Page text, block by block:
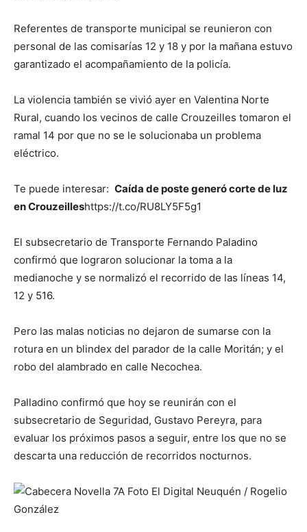
Referentes de transporte municipal se reunieron con
personal de las comisarías 12 y 18 y por la mañana estuvo
garantizado el acompañamiento de la policía.
La violencia también se vivió ayer en Valentina Norte
Rural, cuando los vecinos de calle Crouzeilles tomaron el
ramal 14 por que no se le solucionaba un problema
eléctrico.
Te puede interesar: Caída de poste generó corte de luz
en Crouzeilleshttps://t.co/RU8LY5F5g1
El subsecretario de Transporte Fernando Paladino
confirmó que lograron solucionar la toma a la
medianoche y se normalizó el recorrido de las líneas 14,
12 y 516.
Pero las malas noticias no dejaron de sumarse con la
rotura en un blindex del parador de la calle Moritán; y el
robo del alambrado en calle Necochea.
Palladino confirmó que hoy se reunirán con el
subsecretario de Seguridad, Gustavo Pereyra, para
evaluar los próximos pasos a seguir, entre los que no se
descarta una reducción de recorridos nocturnos.